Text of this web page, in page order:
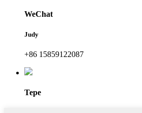
WeChat
Judy
+86 15859122087
Tepe